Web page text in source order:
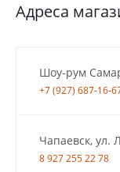
Адреса
Шоу-рум
+7 (927) 687-16-
Чапаевск, ул.
8 927 255 22 78